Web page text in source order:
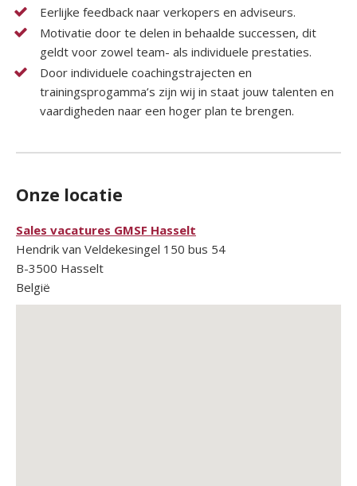
Eerlijke feedback naar verkopers en adviseurs.
Motivatie door te delen in behaalde successen, dit
geldt voor zowel team- als individuele prestaties.
Door individuele coachingstrajecten en
trainingsprogamma’s zijn wij in staat jouw talenten en
vaardigheden naar een hoger plan te brengen.
Onze locatie
Sales vacatures GMSF Hasselt
Hendrik van Veldekesingel 150 bus 54
B-3500 Hasselt
België